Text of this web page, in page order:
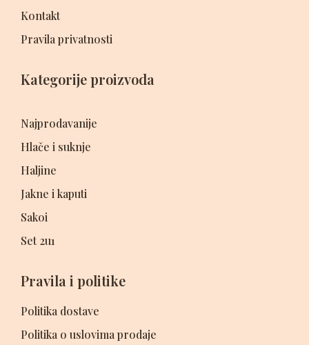
Kontakt
Pravila privatnosti
Kategorije proizvoda
Najprodavanije
Hlače i suknje
Haljine
Jakne i kaputi
Sakoi
Set 2u1
Pravila i politike
Politika dostave
Politika o uslovima prodaje